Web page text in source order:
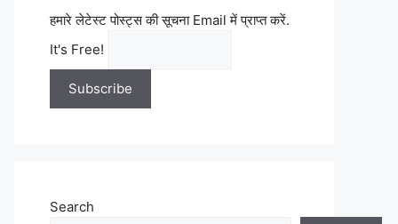
हमारे लेटेस्ट पोस्ट्स की सूचना Email में प्राप्त करें.
It's Free!
Search